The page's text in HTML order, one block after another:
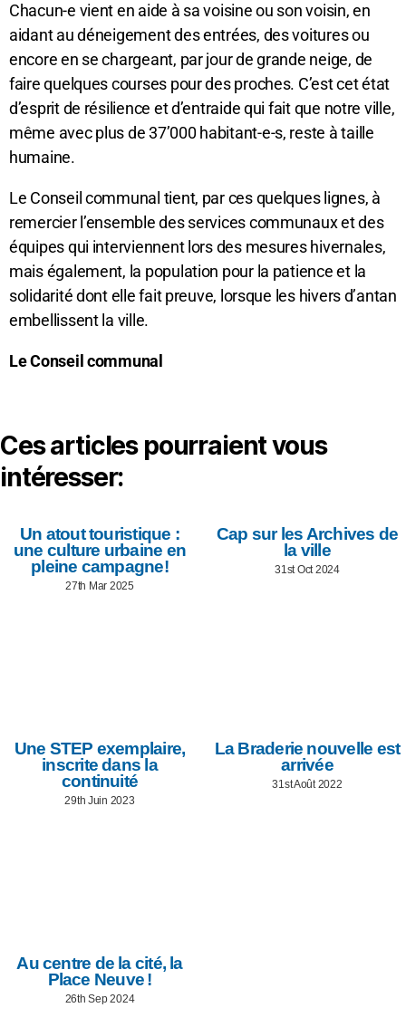
Chacun-e vient en aide à sa voisine ou son voisin, en
aidant au déneigement des entrées, des voitures ou
encore en se chargeant, par jour de grande neige, de
faire quelques courses pour des proches. C’est cet état
d’esprit de résilience et d’entraide qui fait que notre ville,
même avec plus de 37’000 habitant-e-s, reste à taille
humaine.
Le Conseil communal tient, par ces quelques lignes, à
remercier l’ensemble des services communaux et des
équipes qui interviennent lors des mesures hivernales,
mais également, la population pour la patience et la
solidarité dont elle fait preuve, lorsque les hivers d’antan
embellissent la ville.
Le Conseil communal
Ces articles pourraient vous
intéresser:
Un atout touristique :
une culture urbaine en
pleine campagne!
27th Mar 2025
Cap sur les Archives de
la ville
31st Oct 2024
Une STEP exemplaire,
inscrite dans la
continuité
29th Juin 2023
La Braderie nouvelle est
arrivée
31st Août 2022
Au centre de la cité, la
Place Neuve !
26th Sep 2024